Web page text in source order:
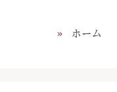
ホーム